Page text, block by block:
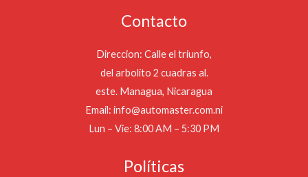
Contacto
Direccion: Calle el triunfo,
del arbolito 2 cuadras al.
este. Managua, Nicaragua
Email: info@automaster.com.ni
Lun – Vie: 8:00 AM – 5:30 PM
Políticas